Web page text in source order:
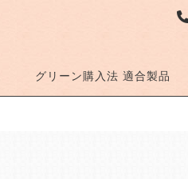
グリーン購入法 適合製品